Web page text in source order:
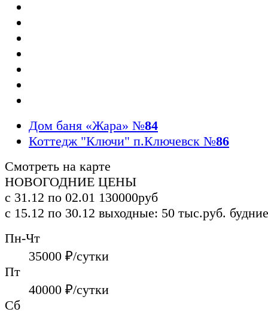
Дом баня «Жара» №84
Коттедж "Ключи" п.Ключевск №86
Смотреть на карте
НОВОГОДНИЕ ЦЕНЫ
с 31.12 по 02.01 130000руб
с 15.12 по 30.12 выходные: 50 тыс.руб.
Пн-Чт
35000 ₽/сутки
Пт
40000 ₽/сутки
Сб